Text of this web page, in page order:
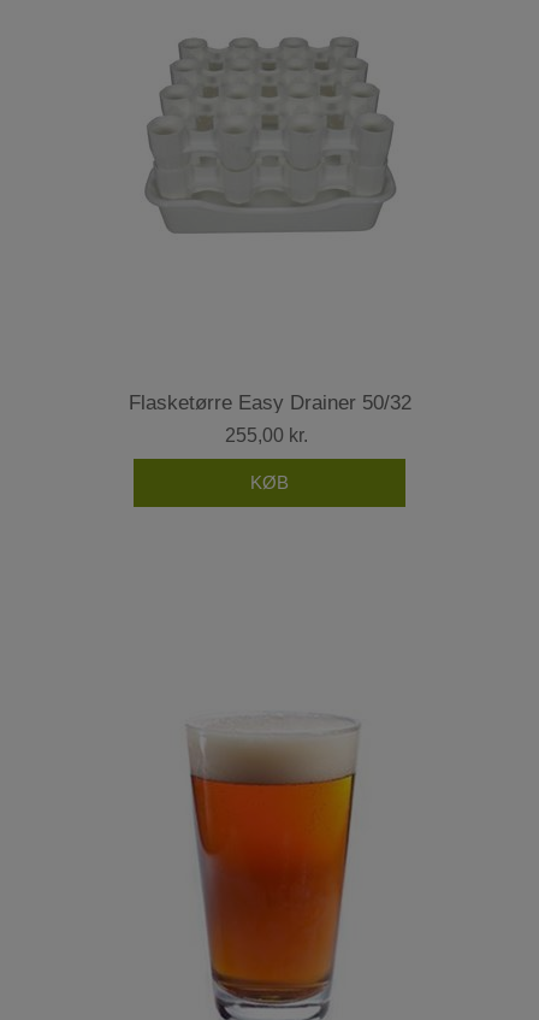
Flasketørre Easy Drainer 50/32
255,00 kr.